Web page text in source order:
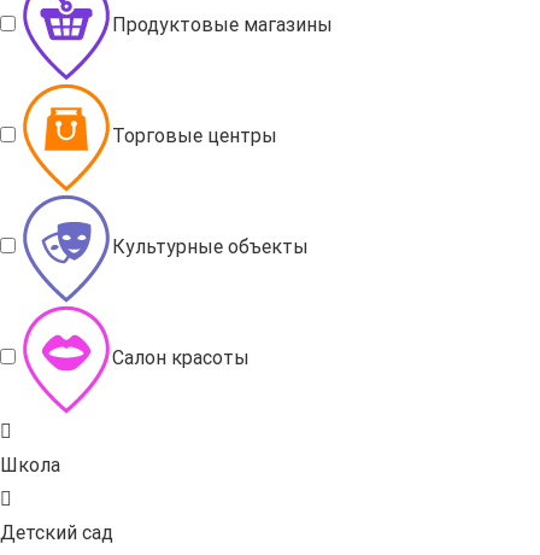
Продуктовые магазины
Торговые центры
Культурные объекты
Салон красоты
Школа
Детский сад